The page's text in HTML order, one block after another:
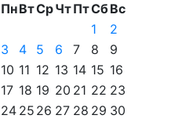
ПнВтСрЧтПтСбВс
1
2
3
4 5 6 7 8
9
10 11 12 13 14 15 16
17 18 19 20 21 22 23
24 25 26 27 28 29 30